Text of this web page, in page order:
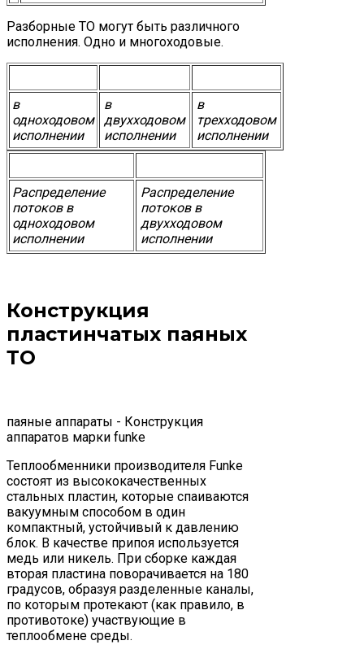
Разборные ТО могут быть различного
исполнения. Одно и многоходовые.
в
одноходовом
исполнении
в
двухходовом
исполнении
в
трехходовом
исполнении
Распределение
потоков в
одноходовом
исполнении
Распределение
потоков в
двухходовом
исполнении
Конструкция
пластинчатых паяных
ТО
паяные аппараты - Конструкция
аппаратов марки funke
Теплообменники производителя Funke
состоят из высококачественных
стальных пластин, которые спаиваются
вакуумным способом в один
компактный, устойчивый к давлению
блок. В качестве припоя используется
медь или никель. При сборке каждая
вторая пластина поворачивается на 180
градусов, образуя разделенные каналы,
по которым протекают (как правило, в
противотоке) участвующие в
теплообмене среды.